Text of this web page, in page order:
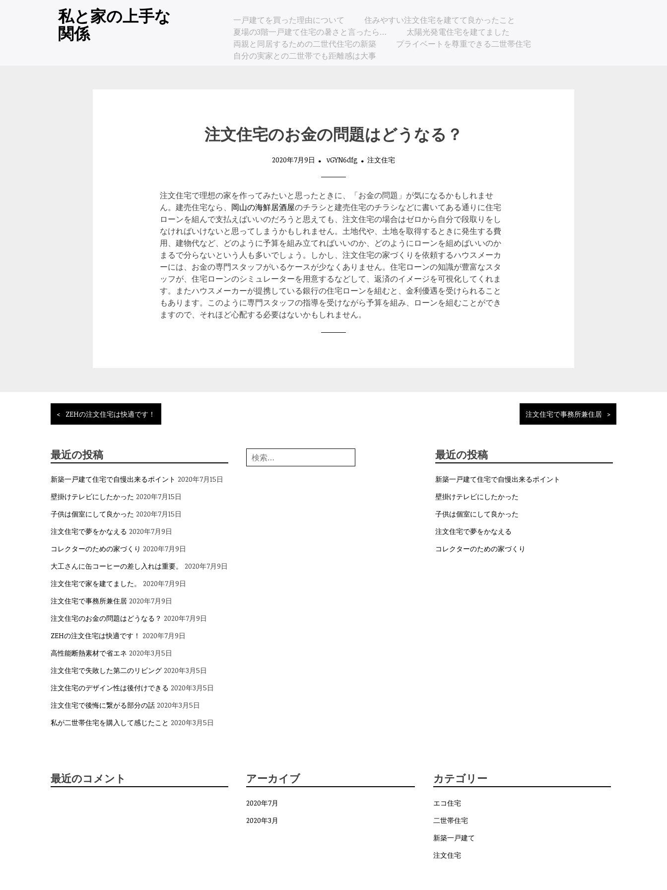
私と家の上手な
関係
一戸建てを買った理由について
住みやすい注文住宅を建てて良かったこと
夏場の3階一戸建て住宅の暑さと言ったら…
太陽光発電住宅を建てました
両親と同居するための二世代住宅の新築
プライベートを尊重できる二世帯住宅
自分の実家との二世帯でも距離感は大事
注文住宅のお金の問題はどうなる？
2020年7月9日 vGYN6dfg 注文住宅
注文住宅で理想の家を作ってみたいと思ったときに、「お金の問題」が気になるかもしれませ
ん。建売住宅なら、 岡山の海鮮居酒屋のチラシと建売住宅のチラシなどに書いてある通りに住宅
ローンを組んで支払えばいいのだろうと思えても、注文住宅の場合はゼロから自分で段取りをし
なければいけないと思ってしまうかもしれません。土地代や、土地を取得するときに発生する費
用、建物代など、どのように予算を組み立てればいいのか、どのようにローンを組めばいいのか
まるで分らないという人も多いでしょう。しかし、注文住宅の家づくりを依頼するハウスメーカ
ーには、お金の専門スタッフがいるケースが少なくありません。住宅ローンの知識が豊富なスタ
ッフが、住宅ローンのシミュレーターを用意するなどして、返済のイメージを可視化してくれま
す。またハウスメーカーが提携している銀行の住宅ローンを組むと、金利優遇を受けられること
もあります。このように専門スタッフの指導を受けながら予算を組み、ローンを組むことができ
ますので、それほど心配する必要はないかもしれません。
投
ナ
ビ
ゲ
ー
シ
ョ
ン
ZEHの注文住宅は快適です！ 注文住宅で事務所兼住居
最近の投稿
新築一戸建て住宅で自慢出来るポイント 2020年7月15日
壁掛けテレビにしたかった 2020年7月15日
子供は個室にして良かった 2020年7月15日
注文住宅で夢をかなえる 2020年7月9日
コレクターのための家づくり 2020年7月9日
大工さんに缶コーヒーの差し入れは重要。
2020年7月9日
注文住宅で家を建てました。
2020年7月9日
注文住宅で事務所兼住居 2020年7月9日
注文住宅のお金の問題はどうなる？ 2020年7月9日
ZEHの注文住宅は快適です！ 2020年7月9日
高性能断熱素材で省エネ 2020年3月5日
注文住宅で失敗した第二のリビング 2020年3月5日
注文住宅のデザイン性は後付けできる 2020年3月5日
注文住宅で後悔に繋がる部分の話 2020年3月5日
私が二世帯住宅を購入して感じたこと 2020年3月5日
検
索:
最近の投稿
新築一戸建て住宅で自慢出来るポイント
壁掛けテレビにしたかった
子供は個室にして良かった
注文住宅で夢をかなえる
コレクターのための家づくり
最近のコメント アーカイブ
2020年7月
2020年3月
カテゴリー
エコ住宅
二世帯住宅
新築一戸建て
注文住宅